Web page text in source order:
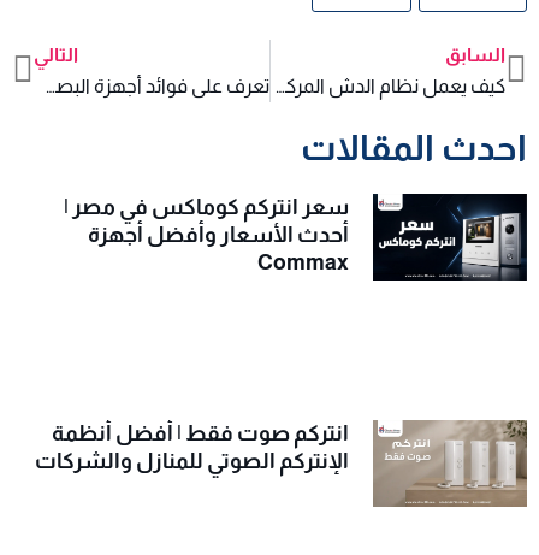
Prev
السابق
كيف يعمل نظام الدش المركزي ؟
التالي
تعرف على فوائد أجهزة البصمة
احدث المقالات
سعر انتركم كوماكس في مصر |
أحدث الأسعار وأفضل أجهزة
Commax
انتركم صوت فقط | أفضل أنظمة
الإنتركم الصوتي للمنازل والشركات